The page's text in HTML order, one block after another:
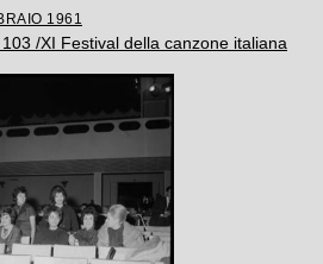
1961
/XI Festival della canzone italiana